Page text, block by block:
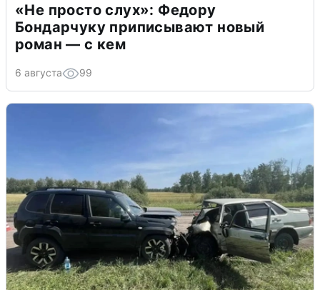
«Не просто слух»: Федору
Бондарчуку приписывают новый
роман — с кем
6 августа 99